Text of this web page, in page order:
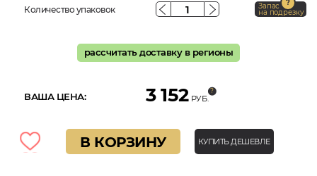
Количество упаковок Запас
на подрезку
рассчитать доставку в регионы
ВАША ЦЕНА: 3 152 РУБ.
В КОРЗИНУ КУПИТЬ ДЕШЕВЛЕ